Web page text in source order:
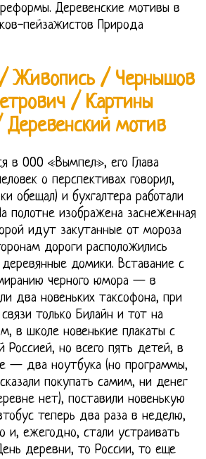
Деревенские мотивы в
пейзажистов Природа
Живопись / Чернышов
/ Картины
мотив
в ООО «Вымпел», его Глава
о перспективах говорил,
обещал) и бухгалтера работали
полотне изображена заснеженная
идут закутанные от мороза
дороги расположились
домики. Вставание с
черного юмора — в
два новеньких таксофона, при
только Билайн и тот на
в школе новенькие плакаты с
Россией, но всего пять детей, в
— два ноутбука (но программы,
покупать самим, ни денег
нет), поставили новенькую
теперь два раза в неделю,
и, ежегодно, стали устраивать
деревни, то России, то еще